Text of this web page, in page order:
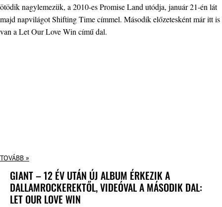
ötödik nagylemezük, a 2010-es Promise Land utódja, január 21-én lát
majd napvilágot Shifting Time címmel. Második előzetesként már itt is
van a Let Our Love Win című dal.
TOVÁBB »
GIANT – 12 ÉV UTÁN ÚJ ALBUM ÉRKEZIK A
DALLAMROCKEREKTŐL, VIDEÓVAL A MÁSODIK DAL:
LET OUR LOVE WIN